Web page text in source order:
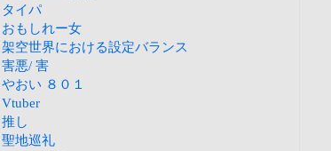
タイパ
おもしれー女
架空世界における設定バランス
害悪/ 害
やおい ８０１
Vtuber
推し
聖地巡礼